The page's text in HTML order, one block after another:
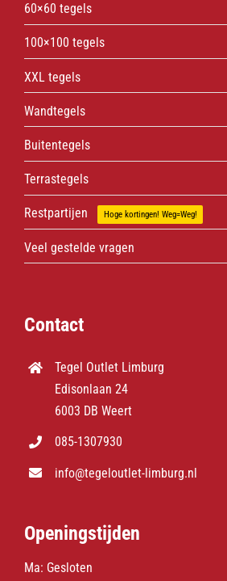
60×60 tegels
100×100 tegels
XXL tegels
Wandtegels
Buitentegels
Terrastegels
Restpartijen Hoge kortingen! Weg=Weg!
Veel gestelde vragen
Contact
Tegel Outlet Limburg
Edisonlaan 24
6003 DB Weert
085-1307930
info@tegeloutlet-limburg.nl
Openingstijden
Ma: Gesloten